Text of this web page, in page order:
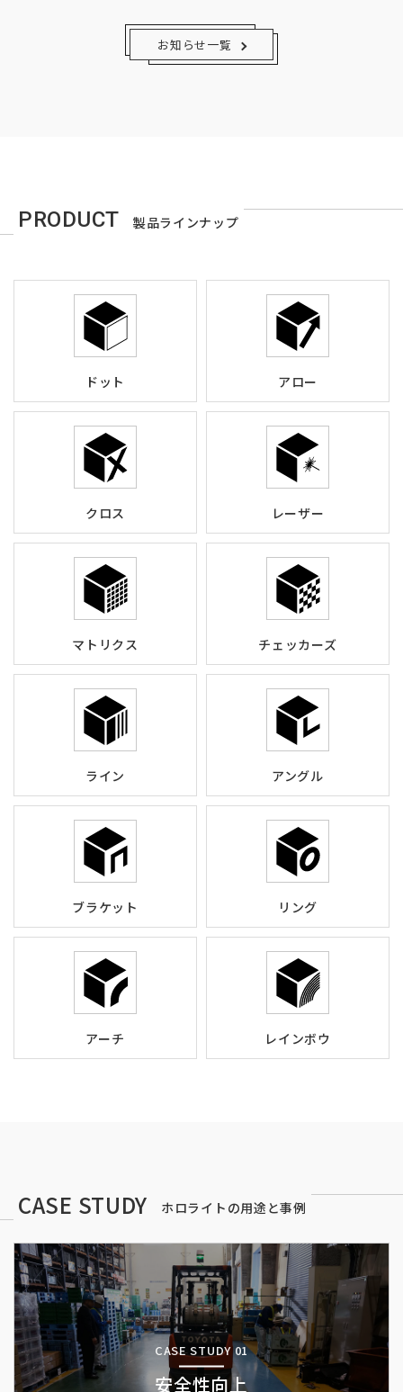
お知らせ一覧
PRODUCT 製品ラインナップ
ドット アロー
クロス レーザー
マトリクス チェッカーズ
ライン アングル
ブラケット リング
アーチ レインボウ
CASE STUDY ホロライトの用途と事例
CASE STUDY 01
安全性向上